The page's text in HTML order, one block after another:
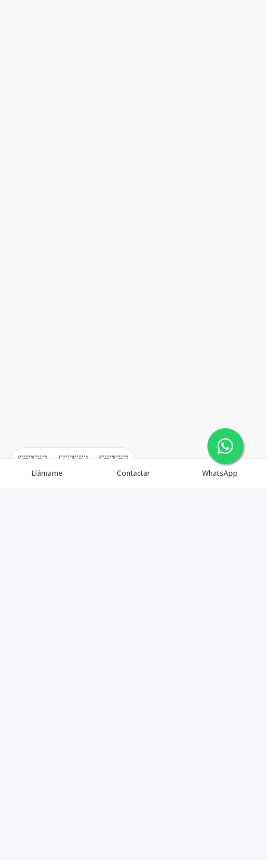
🇪🇸 🇺🇸 🇫🇷
Llámame Contactar WhatsApp